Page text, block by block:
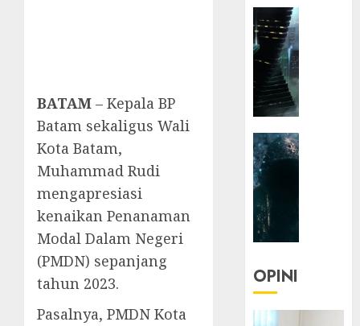
BATAM – Kepala BP
Batam sekaligus Wali
Kota Batam,
Muhammad Rudi
mengapresiasi
kenaikan Penanaman
Modal Dalam Negeri
(PMDN) sepanjang
tahun 2023.
Pasalnya, PMDN Kota
OPINI